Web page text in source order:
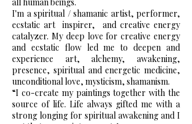
I'm a spiritual / shamanic artist, performer,
ecstatic art
inspirer,
and creative energy
catalyzer. My deep love for creative energy
and ecstatic flow led me to deepen and
experience art, alchemy, awakening,
presence, spiritual and energetic medicine,
unconditional love, mysticism, shamanism.
“I co-create my paintings together with the
source of life. Life always gifted me with a
strong longing for spiritual awakening and I